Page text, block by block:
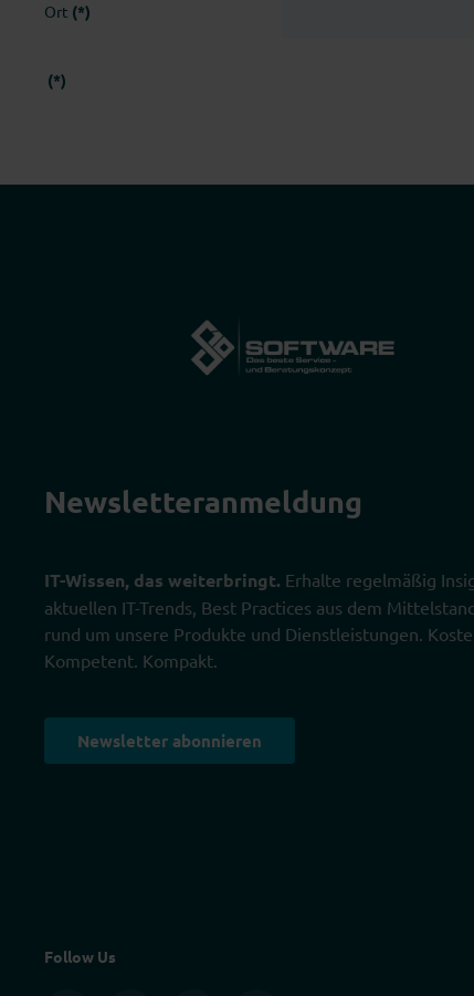
Ort (*)
(*)
Newsletter­anmeldung
IT-Wissen, das weiterbringt. Erhalte regelmäßig
aktuellen IT-Trends, Best Practices aus dem
rund um unsere Produkte und Dienstleistungen.
Kompetent. Kompakt.
Newsletter abonnieren
Follow Us